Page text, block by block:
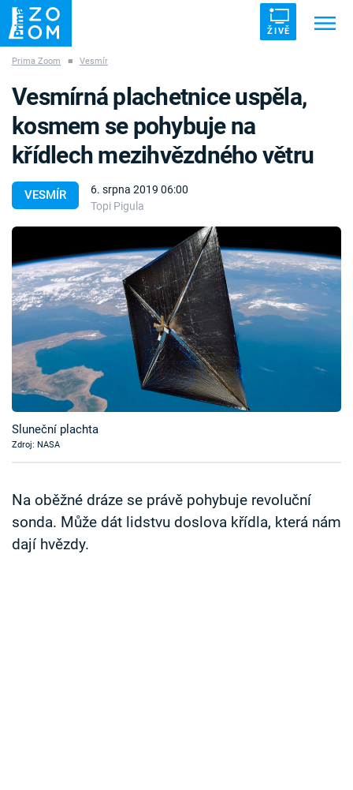
ŽIVĚ
ZÁHADY VETŘELCI DÁVNOVĚKU
Témata
Témata
Pořady
TV Program
Časopis
Sledujte prima+
Sledujte nás
Prima Zoom ■ Vesmír
VESMÍR
6. srpna 2019 06:00
Topi Pigula
Vesmírná plachetnice uspěla,
kosmem se pohybuje na
křídlech mezihvězdného větru
Sluneční plachta
Zdroj: NASA
Na oběžné dráze se právě pohybuje revoluční
sonda. Může dát lidstvu doslova křídla, která nám
dají hvězdy.